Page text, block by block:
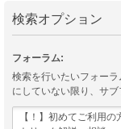
検索オプション
フォーラム:
検索を行いたいフォーラ
にしていない限り、サ